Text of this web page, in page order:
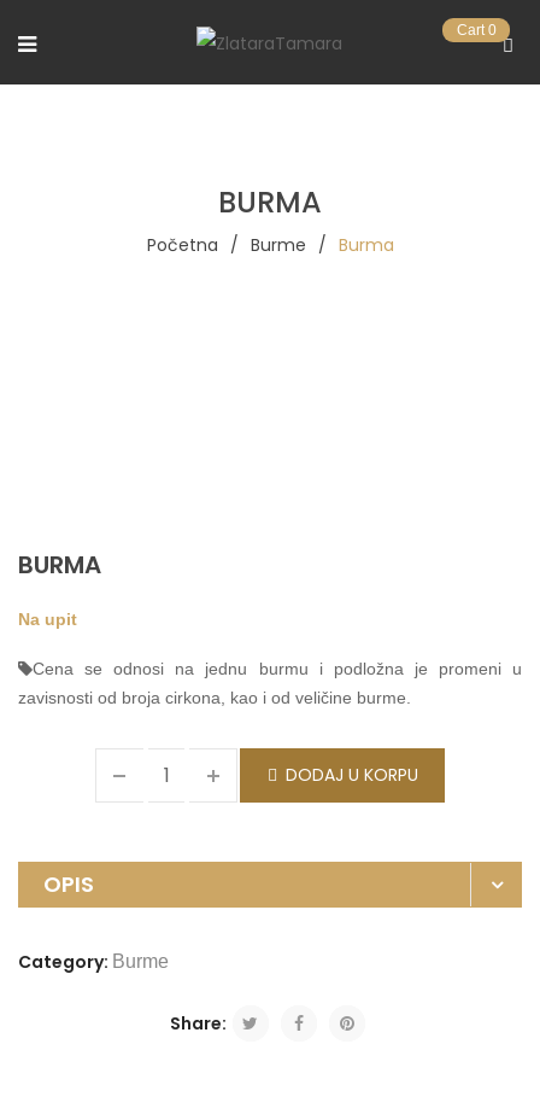
Cart 0
BURMA
Početna / Burme / Burma
BURMA
Na upit
Cena se odnosi na jednu burmu i podložna je promeni u
zavisnosti od broja cirkona, kao i od veličine burme.
DODAJ U KORPU
OPIS
Category: Burme
Share: